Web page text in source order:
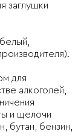
заглушки
для
алкоголей,
и щелочи
бутан, бензин,